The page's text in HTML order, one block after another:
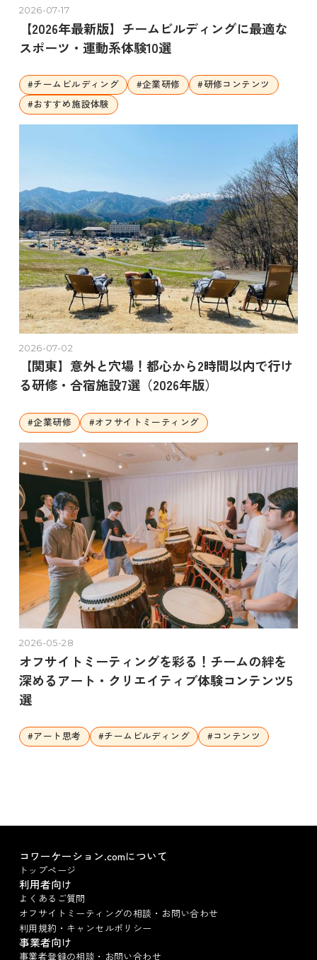
2026-07-17
【2026年最新版】チームビルディングに最適な
スポーツ・運動系体験10選
#チームビルディング #企業研修 #研修コンテンツ
#おすすめ施設体験
2026-07-02
【関東】意外と穴場！都心から2時間以内で行け
る研修・合宿施設7選（2026年版）
#企業研修 #オフサイトミーティング
2026-05-28
オフサイトミーティングを彩る！チームの絆を
深めるアート・クリエイティブ体験コンテンツ5
選
#アート思考 #チームビルディング #コンテンツ
コワーケーション.comについて
トップページ
利用者向け
よくあるご質問
オフサイトミーティングの相談・お問い合わせ
利用規約・キャンセルポリシー
事業者向け
事業者登録の相談・お問い合わせ